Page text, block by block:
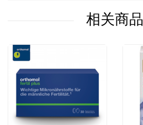
相关商品